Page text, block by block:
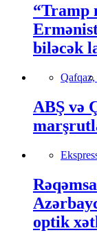
“Tramp
biləcək
Qafqaz,
ABŞ və
optik